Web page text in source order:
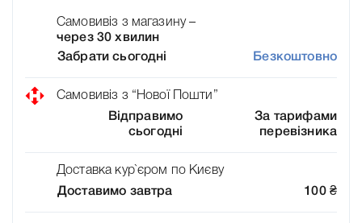
Самовивіз з магазину –
через 30 хвилин
Забрати сьогодні
Безкоштовно
Самовивіз з “Нової Пошти”
Відправимо
сьогодні
За тарифами
перевізника
Доставка кур`єром по Києву
Доставимо завтра
100 ₴